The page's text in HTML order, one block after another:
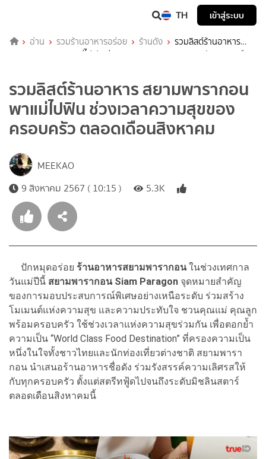
TH เข้าสู่ระบบ
อ่าน รวมร้านอาหารอร่อย ร้านดัง
รวมลิสต์ร้านอาหาร
สยามพารากอน พาแม่ไปฟิน ช่วงเวลาความสุขของครอบครัว ตลอดเดือน
รวมลิสต์ร้านอาหาร สยามพารากอน
พาแม่ไปฟิน ช่วงเวลาความสุขของ
ครอบครัว ตลอดเดือนสิงหาคม
MEEKAO
9 สิงหาคม 2567 ( 10:15 )
5.3K
ปักหมุดอร่อย ร้านอาหารสยามพารากอนในช่วงเทศกาล
วันแม่ปีนี้ สยามพารากอน Siam Paragon จุดหมายสำคัญ
ของการมอบประสบการณ์พิเศษอย่างเหนือระดับ ร่วมสร้าง
โมเมนต์แห่งความสุข และความประทับใจ ชวนคุณแม่ คุณลูก
พร้อมครอบครัว ใช้ช่วงเวลาแห่งความสุขร่วมกัน เพื่อตอกย้ำ
ความเป็น “World Class Food Destination” ที่ครองความเป็น
หนึ่งในใจทั้งชาวไทยและนักท่องเที่ยวต่างชาติ สยามพารา
กอน นำเสนอร้านอาหารชื่อดัง ร่วมรังสรรค์ความเลิศรสให้
กับทุกครอบครัว ตั้งแต่สตรีทฟู้ดไปจนถึงระดับมิชลินสตาร์
ตลอดเดือนสิงหาคมนี้